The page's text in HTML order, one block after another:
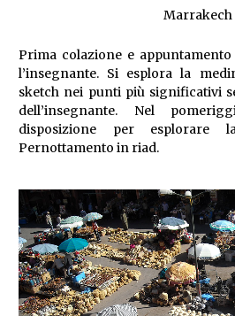
Marrakech
Prima colazione e
l’insegnante. Si esplora la
sketch nei punti più significativi
dell’insegnante. Nel
disposizione per esplorare
Pernottamento in riad.